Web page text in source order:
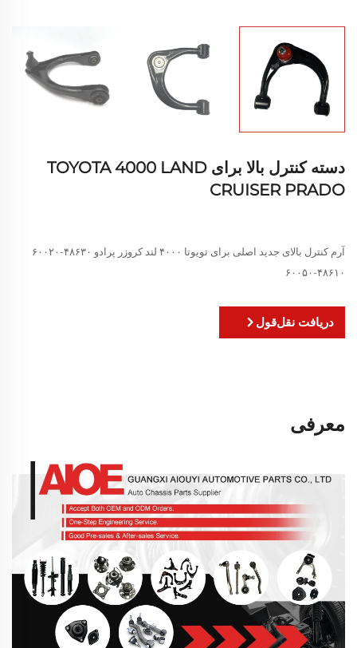
دسته کنترل بالا برای TOYOTA 4000 LAND
CRUISER PRADO
آرم کنترل بالای جدید اصلی برای تویوتا ۴۰۰۰ لند کروزر پرادو ۴۸۶۳۰-۶۰۰۲۰
۴۸۶۱۰-۶۰۰۵۰
دریافت نقل‌قول
معرفی